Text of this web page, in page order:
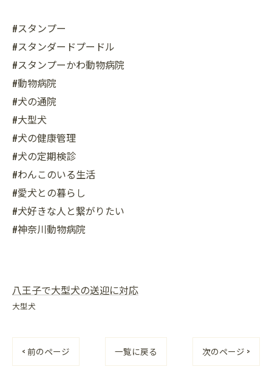
#スタンプー
#スタンダードプードル
#スタンプーかわ動物病院
#動物病院
#犬の通院
#大型犬
#犬の健康管理
#犬の定期検診
#わんこのいる生活
#愛犬との暮らし
#犬好きな人と繋がりたい
#神奈川動物病院
八王子で大型犬の送迎に対応
大型犬
< 前のページ 一覧に戻る 次のページ >